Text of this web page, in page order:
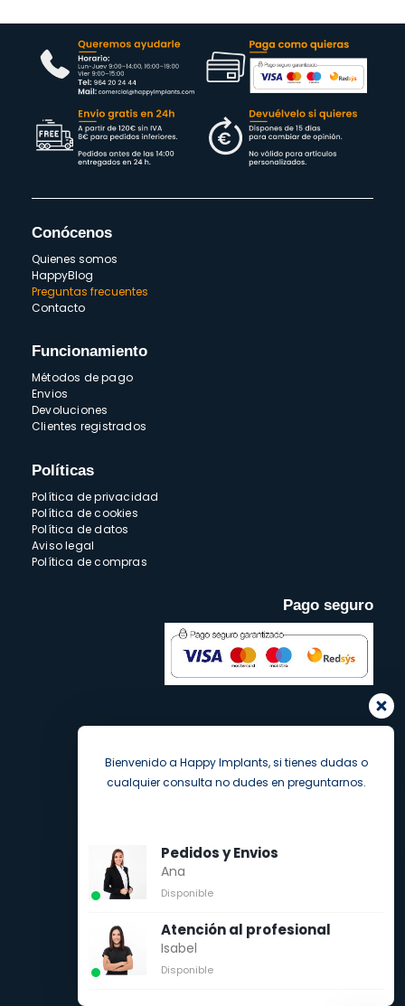
Conócenos
Quienes somos
HappyBlog
Preguntas frecuentes
Contacto
Funcionamiento
Métodos de pago
Envios
Devoluciones
Clientes registrados
Políticas
Política de privacidad
Política de cookies
Política de datos
Aviso legal
Política de compras
Pago seguro
Bienvenido a Happy Implants, si tienes dudas o
cualquier consulta no dudes en preguntarnos.
Pedidos y Envios
Ana
Disponible
Atención al profesional
Isabel
Disponible